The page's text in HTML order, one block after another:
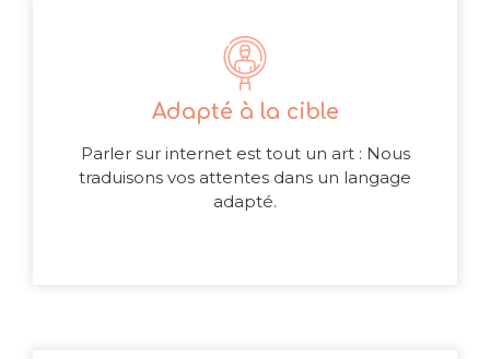
Adapté à la cible
Parler sur internet est tout un art : Nous
traduisons vos attentes dans un langage
adapté.